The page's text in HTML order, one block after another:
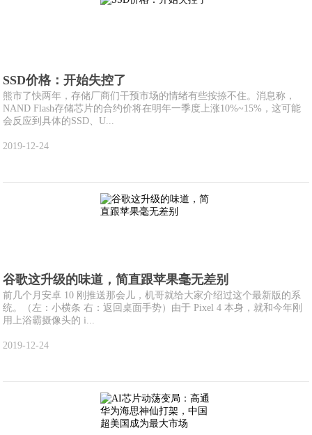
SSD价格：开始失控了
熊市了快两年，存储厂商们干预市场的情绪有些按捺不住。消息称，
NAND Flash存储芯片的合约价将在明年一季度上涨10%~15%，这可能
会反应到具体的SSD、U...
2019-12-24
谷歌这升级的味道，简直跟苹果毫无差别
前几个月安卓 10 刚推送那会儿，机哥就给大家介绍过这个最新版的系
统。（左：小横条 右：返回桌面手势）由于 Pixel 4 本身，就和今年刚
用上浴霸摄像头的 i...
2019-12-24